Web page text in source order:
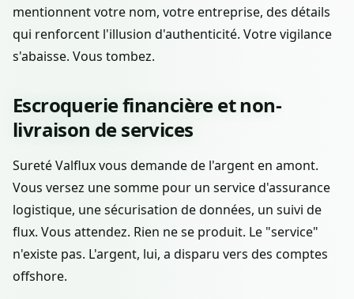
mentionnent votre nom, votre entreprise, des détails
qui renforcent l'illusion d'authenticité. Votre vigilance
s'abaisse. Vous tombez.
Escroquerie financière et non-
livraison de services
Sureté Valflux vous demande de l'argent en amont.
Vous versez une somme pour un service d'assurance
logistique, une sécurisation de données, un suivi de
flux. Vous attendez. Rien ne se produit. Le "service"
n'existe pas. L'argent, lui, a disparu vers des comptes
offshore.